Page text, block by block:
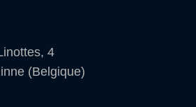
4
(Belgique)